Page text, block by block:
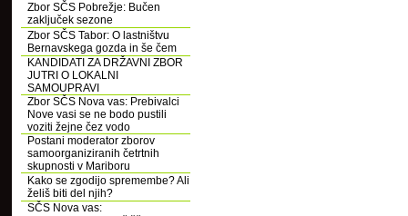
Zbor SČS Pobrežje: Bučen
zaključek sezone
Zbor SČS Tabor: O lastništvu
Bernavskega gozda in še čem
KANDIDATI ZA DRŽAVNI ZBOR
JUTRI O LOKALNI
SAMOUPRAVI
Zbor SČS Nova vas: Prebivalci
Nove vasi se ne bodo pustili
voziti žejne čez vodo
Postani moderator zborov
samoorganiziranih četrtnih
skupnosti v Mariboru
Kako se zgodijo spremembe? Ali
želiš biti del njih?
SČS Nova vas: